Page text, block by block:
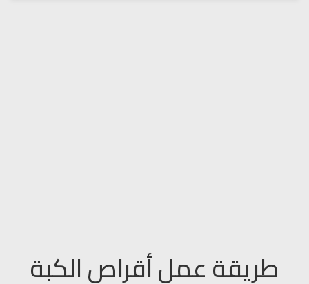
طريقة عمل أقراص الكبة